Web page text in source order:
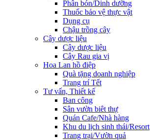
Phân bón/Dinh dưỡng
Thuốc bảo vệ thực vật
Dụng cụ
Chậu trồng cây
Cây dược liệu
Cây dược liệu
Cây Rau gia vị
Hoa Lan hồ điệp
Quà tặng doanh nghiệp
Trang trí Tết
Tư vấn, Thiết kế
Ban công
Sân vườn biêt thự
Quán Cafe/Nhà hàng
Khu du lịch sinh thái/Resort
Trang trại/Vườn quả